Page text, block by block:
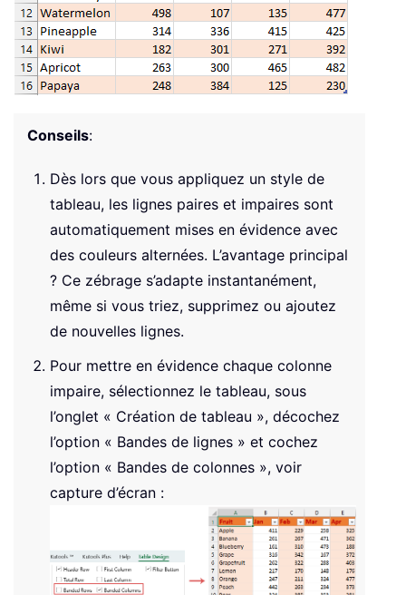
Conseils:
Dès lors que vous appliquez un style de
tableau, les lignes paires et impaires sont
automatiquement mises en évidence avec
des couleurs alternées. L’avantage principal
? Ce zébrage s’adapte instantanément,
même si vous triez, supprimez ou ajoutez
de nouvelles lignes.
Pour mettre en évidence chaque colonne
impaire, sélectionnez le tableau, sous
l’onglet « Création de tableau », décochez
l’option « Bandes de lignes » et cochez
l’option « Bandes de colonnes », voir
capture d’écran :